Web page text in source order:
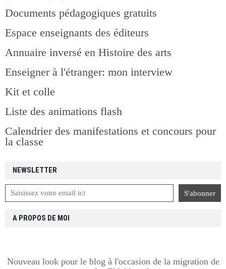
NEWSLETTER
Documents pédagogiques gratuits
Espace enseignants des éditeurs
Annuaire inversé en Histoire des arts
Enseigner à l'étranger: mon interview
Kit et colle
Liste des animations flash
Calendrier des manifestations et concours pour
la classe
A PROPOS DE MOI
Nouveau look pour le blog à l'occasion de la migration de